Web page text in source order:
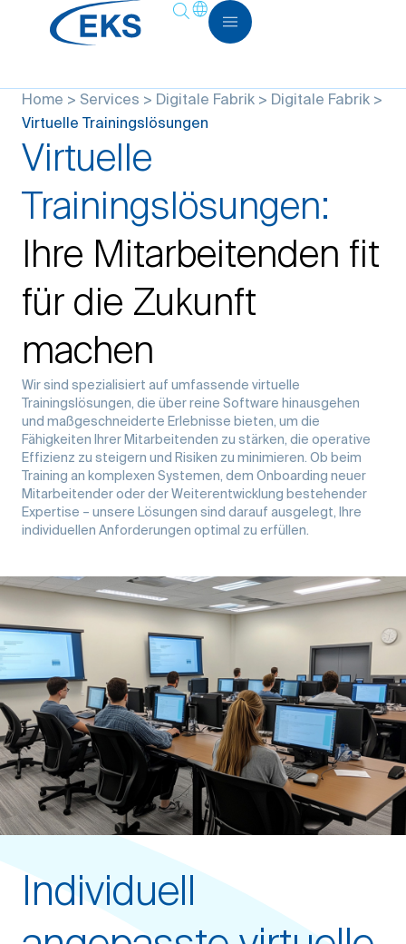
Home > Services > Digitale Fabrik > Digitale Fabrik >
Virtuelle Trainingslösungen
Virtuelle
Trainingslösungen:
Ihre Mitarbeitenden fit
für die Zukunft
machen
Wir sind spezialisiert auf umfassende virtuelle
Trainingslösungen, die über reine Software hinausgehen
und maßgeschneiderte Erlebnisse bieten, um die
Fähigkeiten Ihrer Mitarbeitenden zu stärken, die operative
Effizienz zu steigern und Risiken zu minimieren. Ob beim
Training an komplexen Systemen, dem Onboarding neuer
Mitarbeitender oder der Weiterentwicklung bestehender
Expertise – unsere Lösungen sind darauf ausgelegt, Ihre
individuellen Anforderungen optimal zu erfüllen.
Individuell